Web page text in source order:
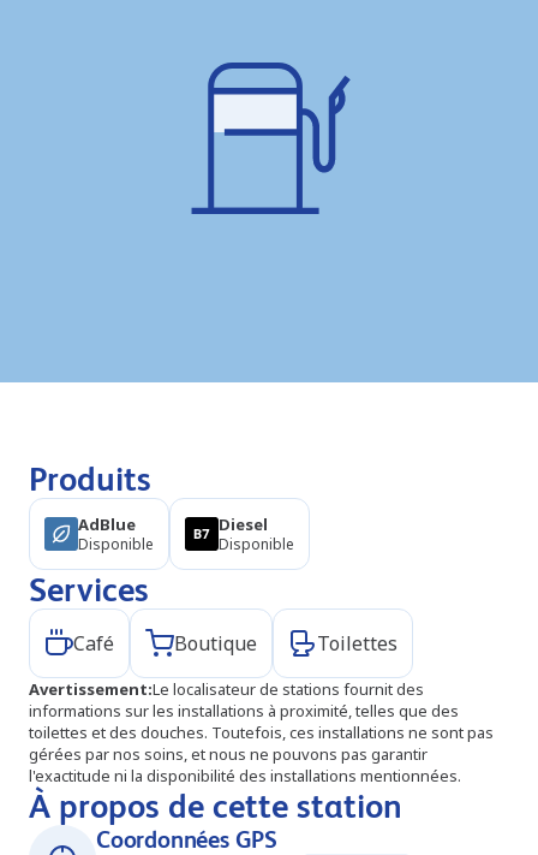
Produits
AdBlue
Disponible
Diesel
Disponible
Services
Café Boutique Toilettes
Avertissement:Le localisateur de stations fournit des
informations sur les installations à proximité, telles que des
toilettes et des douches. Toutefois, ces installations ne sont pas
gérées par nos soins, et nous ne pouvons pas garantir
l'exactitude ni la disponibilité des installations mentionnées.
À propos de cette station
Coordonnées GPS